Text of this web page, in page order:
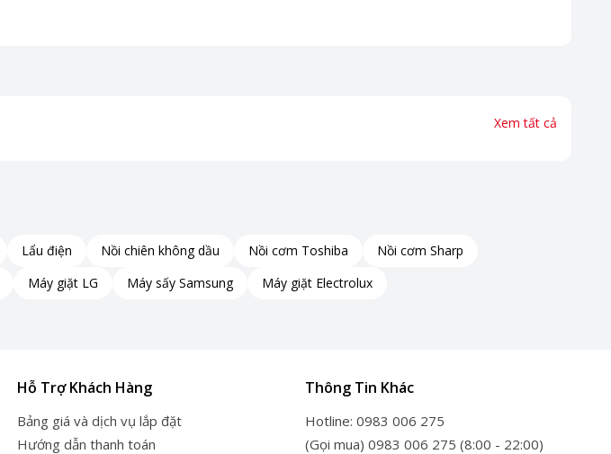
Xem tất cả
Lẩu điện Nồi chiên không dầu Nồi cơm Toshiba
Nồi cơm Sharp
Máy giặt LG Máy sấy Samsung Máy giặt Electrolux
Hỗ Trợ Khách Hàng
Bảng giá và dịch vụ lắp đặt
Hướng dẫn thanh toán
Thông Tin Khác
Hotline: 0983 006 275
(Gọi mua) 0983 006 275 (8:00 - 22:00)